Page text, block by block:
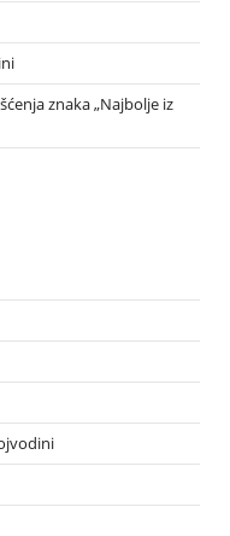
znaka „Najbolje iz